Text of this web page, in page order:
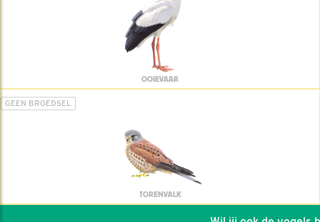
OOIEVAAR
GEEN BROEDSEL
TORENVALK